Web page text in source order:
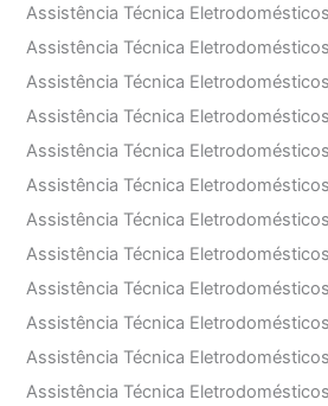
Assistência Técnica
Assistência Técnica
Assistência Técnica
Assistência Técnica
Assistência Técnica
Assistência Técnica
Assistência Técnica
Assistência Técnica
Assistência Técnica
Assistência Técnica
Assistência Técnica
Assistência Técnica